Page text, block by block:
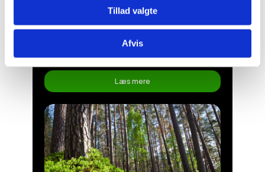
Tillad valgte
Afvis
LÆ PLANTNING
Læs mere